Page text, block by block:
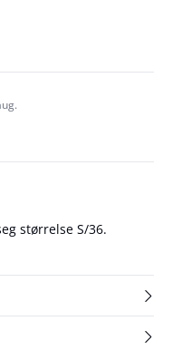
størrelse S/36.